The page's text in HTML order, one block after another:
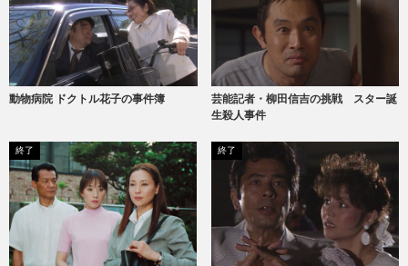
動物病院 ドクトル花子の事件簿
芸能記者・柳田信吉の挑戦 スター誕
生殺人事件
終了 終了